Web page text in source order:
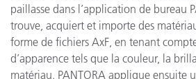
paillasse dans l’application de bureau
trouve, acquiert et importe des
forme de fichiers AxF, en tenant
d’apparence tels que la couleur, la
matériau. PANTORA applique ensuite